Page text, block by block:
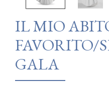
IL MIO
FAVORITO/
GALA